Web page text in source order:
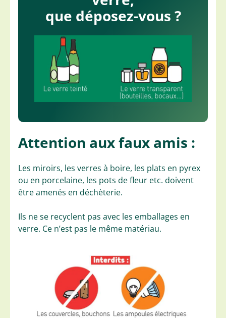
que déposez-vous ?
Attention aux faux amis :
Les miroirs, les verres à boire, les plats en pyrex
ou en porcelaine, les pots de fleur etc. doivent
être amenés en déchèterie.
Ils ne se recyclent pas avec les emballages en
verre. Ce n’est pas le même matériau.